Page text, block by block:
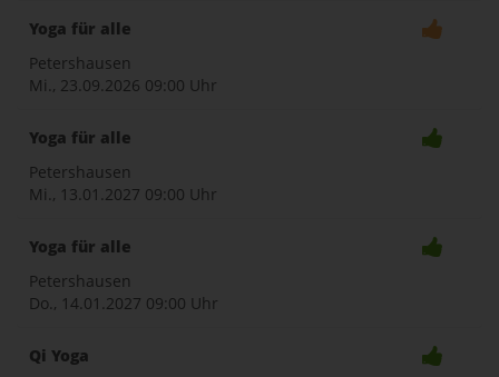
Yoga für alle
Petershausen
Mi., 23.09.2026 09:00 Uhr
Yoga für alle
Petershausen
Mi., 13.01.2027 09:00 Uhr
Yoga für alle
Petershausen
Do., 14.01.2027 09:00 Uhr
Qi Yoga